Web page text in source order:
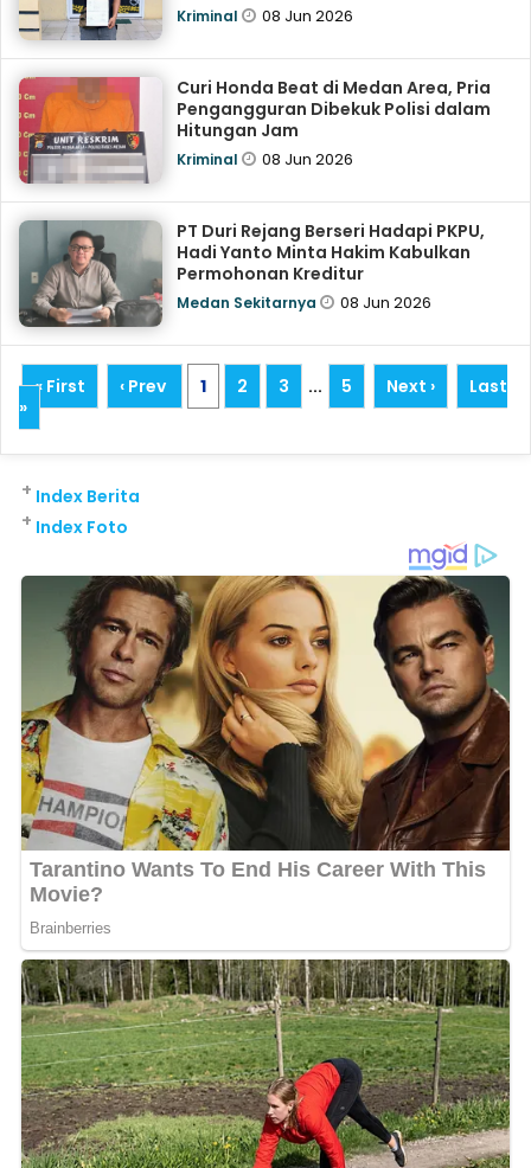
Kriminal 08 Jun 2026
Curi Honda Beat di Medan Area, Pria
Pengangguran Dibekuk Polisi dalam
Hitungan Jam
Kriminal 08 Jun 2026
PT Duri Rejang Berseri Hadapi PKPU,
Hadi Yanto Minta Hakim Kabulkan
Permohonan Kreditur
Medan Sekitarnya 08 Jun 2026
« First ‹ Prev 1 2 3 ... 5 Next ›
Last
»
Index Berita
+
Index Foto
+